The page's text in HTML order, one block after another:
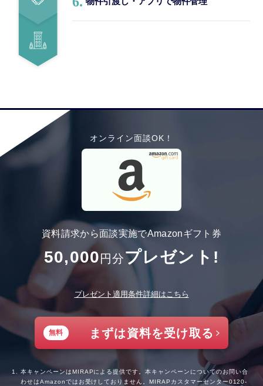
オンライン面談OK！
資料請求から面談実施でAmazonギフト券
50,000 円分プレゼント!
プレゼント適用条件詳細はこちら
無料 まずは資料を受け取る
本キャンペーンはMIRAPによる提供です。本キャンペーンについてのお問い合
わせはAmazonではお受けしておりません。MIRAPカスタマーセンター0120-